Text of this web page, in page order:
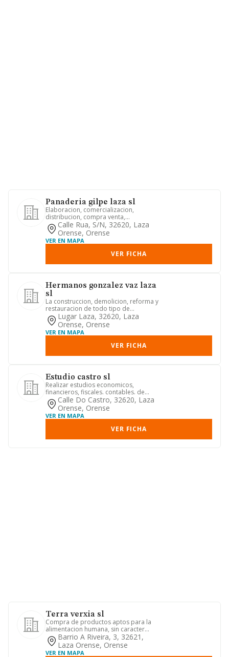
Panaderia gilpe laza sl
Elaboracion, comercializacion,
distribucion, compra venta,
exportacion e importacion de
productos d...
Calle Rua, S/n, 32620, Laza
Orense, Orense
VER EN MAPA
VER FICHA
Hermanos gonzalez vaz laza
sl
La construccion, demolicion, reforma y
restauracion de todo tipo de
edificaciones publicas y privad...
Lugar Laza, 32620, Laza
Orense, Orense
VER EN MAPA
VER FICHA
Estudio castro sl
Realizar estudios economicos,
financieros, fiscales. contables. de
mercado, teneduria de libros y e...
Calle Do Castro, 32620, Laza
Orense, Orense
VER EN MAPA
VER FICHA
Terra verxia sl
Compra de productos aptos para la
alimentacion humana, sin caracter
limitativo cualquiera que sea e...
Barrio A Riveira, 3, 32621,
Laza Orense, Orense
VER EN MAPA